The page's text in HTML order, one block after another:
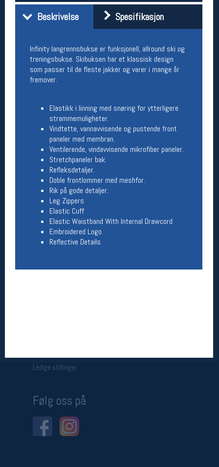
Beskrivelse Spesifikasjon
Infinity langrennsbukse er funksjonell, allround ski og
treningsbukse. Skibuksen har et klassisk design
som passer til de fleste jakker og varer i mange år
fremover.
Elastikk i linning med snøring for ytterligere
strammemuligheter.
Vindtette, vannavvisende og pustende front
paneler med membran.
Ventilerende, vindavvisende mikrofiber paneler.
Stretchpaneler bak.
Refleksdetaljer.
Doble frontlommer med meshfor.
Rik på gode detaljer.
Leg Zippers
Elastic Cuff
Elastic Waistband With Internal Drawcord
Embroidered Logo
Reflective Details
Kontakt oss
Man-Fredag:
11-18
Lørdag:
11-16
Team Oslo Sportslager
Magasinet
Medlemstilbud og aktiviteter
MELD DEG INN GRATIS
Åpningstider verkstedet
Man-Fredag:
Lørdag:
Om verkstedet
For å bestille time må du logge inn i
nettbutikken og trykke på den nederste blå
linjen
Betingelser
Ledige stillinger
Ledige stillinger
Følg oss på